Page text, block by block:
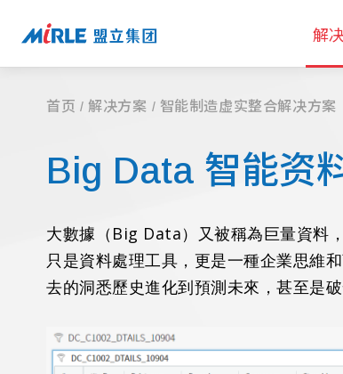
解
首页 解决方案 智能制造虚实整合解决方案
Big Data 智能资
大數據（Big Data）又被稱為巨量資料
只是資料處理工具，更是一種企業思維
去的洞悉歷史進化到預測未來，甚至是